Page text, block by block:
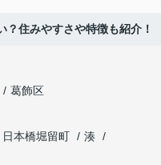
？住みやすさや特徴も紹介！
葛飾区
日本橋堀留町
湊